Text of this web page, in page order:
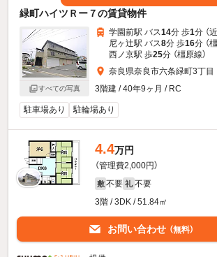
緑町ハイツＲー７の賃貸物件
すべての写真
学園前駅 バス14分 歩1分 （
尼ヶ辻駅 バス8分 歩16分 （
西ノ京駅 歩25分 （橿原線）
奈良県奈良市六条緑町3丁目
3階建 / 40年9ヶ月 / RC
駐車場あり 駐輪場あり
4.4万円
（管理費2,000円）
敷 不要 礼 不要
3階 / 3DK / 51.84㎡
お問い合わせ （無料）